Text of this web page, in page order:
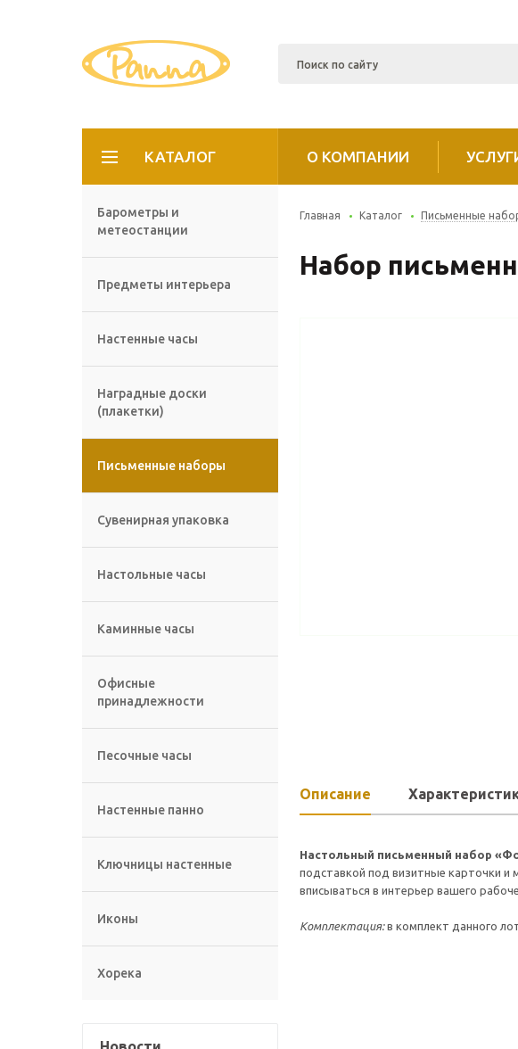
КАТАЛОГ О КОМПАНИИ
Барометры и
метеостанции
Предметы интерьера
Настенные часы
Наградные доски
(плакетки)
Письменные наборы
Сувенирная упаковка
Настольные часы
Каминные часы
Офисные
принадлежности
Песочные часы
Настенные панно
Ключницы настенные
Иконы
Хорека
Главная Каталог Письменные
Набор
Описание
Настольный письменный набор
подставкой под визитные карточки и
вписываться в интерьер вашего
Комплектация: в комплект данного